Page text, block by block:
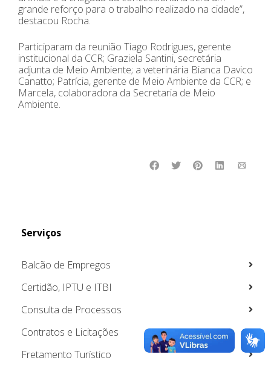
grande reforço para o trabalho realizado na cidade”,
destacou Rocha.
Participaram da reunião Tiago Rodrigues, gerente
institucional da CCR; Graziela Santini, secretária
adjunta de Meio Ambiente; a veterinária Bianca Davico
Canatto; Patrícia, gerente de Meio Ambiente da CCR; e
Marcela, colaboradora da Secretaria de Meio
Ambiente.
Serviços
Balcão de Empregos
Certidão, IPTU e ITBI
Consulta de Processos
Contratos e Licitações
Fretamento Turístico